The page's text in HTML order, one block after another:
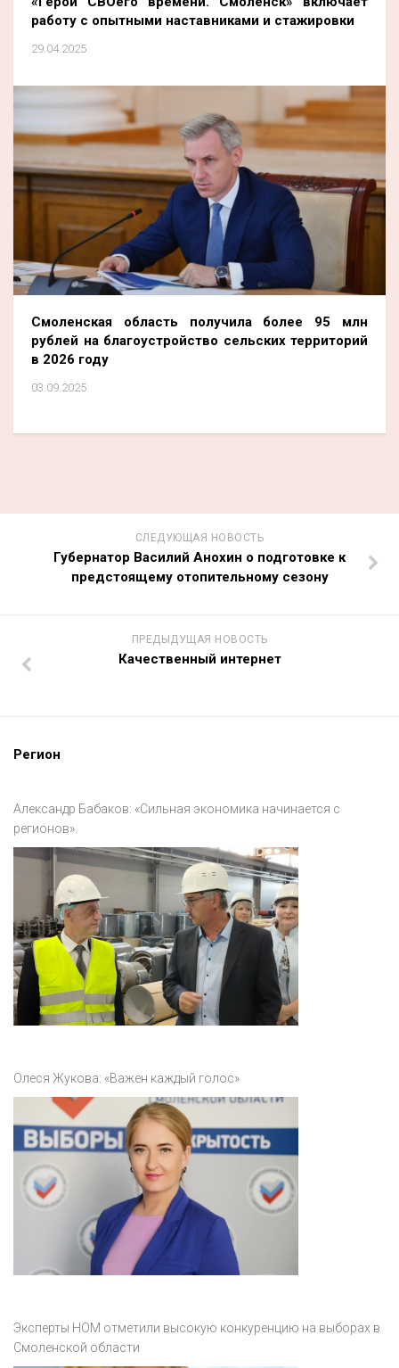
работу с опытными наставниками и стажировки
29.04.2025
Смоленская область получила более 95 млн
рублей на благоустройство сельских территорий
в 2026 году
03.09.2025
СЛЕДУЮЩАЯ НОВОСТЬ
Губернатор Василий Анохин о подготовке к
предстоящему отопительному сезону
ПРЕДЫДУЩАЯ НОВОСТЬ
Качественный интернет
Регион
Александр Бабаков: «Сильная экономика начинается с
регионов».
Олеся Жукова: «Важен каждый голос»
Эксперты НОМ отметили высокую конкуренцию на выборах в
Смоленской области